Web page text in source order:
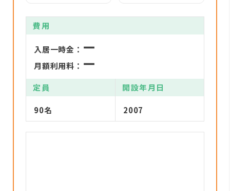
費用
入居一時金： ー
月額利用料： ー
定員 開設年月日
90名 2007